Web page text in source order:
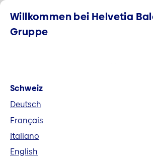
Willkommen bei Helvetia
Gruppe
Schweiz
Deutsch
Français
Italiano
English